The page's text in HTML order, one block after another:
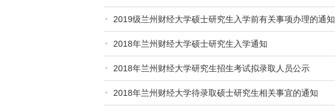
2019级兰州财经大学硕士研究生入学前有关事项办理的通知
2018年兰州财经大学硕士研究生入学通知
2018年兰州财经大学研究生招生考试拟录取人员公示
2018年兰州财经大学待录取硕士研究生相关事宜的通知